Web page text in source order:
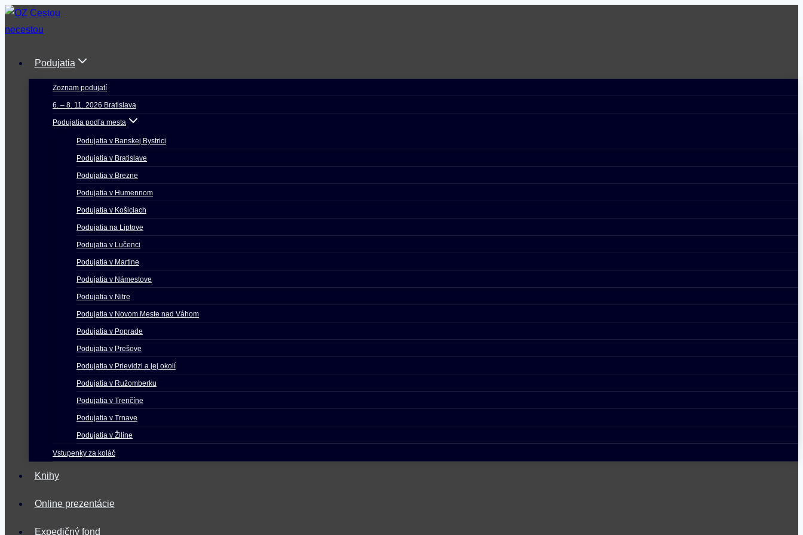
Skip
to
Podujatia
Zoznam podujatí
6. – 8. 11. 2026 Bratislava
Podujatia podľa mesta
Podujatia v Banskej Bystrici
Podujatia v Bratislave
Podujatia v Brezne
Podujatia v Humennom
Podujatia v Košiciach
Podujatia na Liptove
Podujatia v Lučenci
Podujatia v Martine
Podujatia v Námestove
Podujatia v Nitre
Podujatia v Novom Meste nad Váhom
Podujatia v Poprade
Podujatia v Prešove
Podujatia v Prievidzi a jej okolí
Podujatia v Ružomberku
Podujatia v Trenčíne
Podujatia v Trnave
Podujatia v Žiline
Vstupenky za koláč
Knihy
Online prezentácie
Expedičný fond